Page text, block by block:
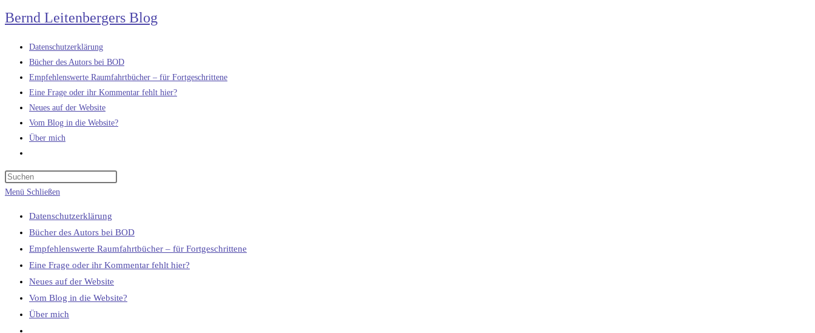
Zum
Inhalt
springen
Bernd Leitenbergers Blog
Datenschutzerklärung
Bücher des Autors bei BOD
Empfehlenswerte Raumfahrtbücher – für Fortgeschrittene
Eine Frage oder ihr Kommentar fehlt hier?
Neues auf der Website
Vom Blog in die Website?
Über mich
umschalten
Menü Schließen
Datenschutzerklärung
Bücher des Autors bei BOD
Empfehlenswerte Raumfahrtbücher – für Fortgeschrittene
Eine Frage oder ihr Kommentar fehlt hier?
Neues auf der Website
Vom Blog in die Website?
Über mich